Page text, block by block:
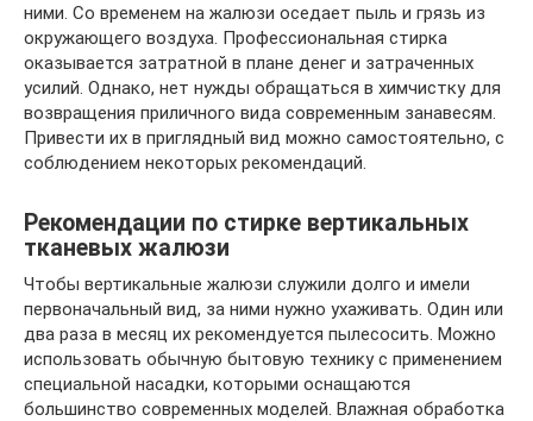
ними. Со временем на жалюзи оседает пыль и грязь из
окружающего воздуха. Профессиональная стирка
оказывается затратной в плане денег и затраченных
усилий. Однако, нет нужды обращаться в химчистку для
возвращения приличного вида современным занавесям.
Привести их в приглядный вид можно самостоятельно, с
соблюдением некоторых рекомендаций.
Рекомендации по стирке вертикальных
тканевых жалюзи
Чтобы вертикальные жалюзи служили долго и имели
первоначальный вид, за ними нужно ухаживать. Один или
два раза в месяц их рекомендуется пылесосить. Можно
использовать обычную бытовую технику с применением
специальной насадки, которыми оснащаются
большинство современных моделей. Влажная обработка